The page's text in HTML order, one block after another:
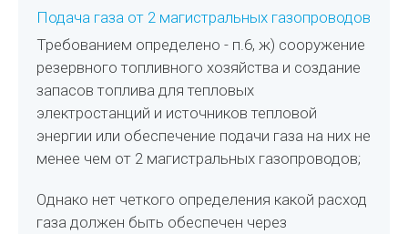
Подача газа от 2 магистральных газопроводов
Требованием определено - п.6, ж) сооружение
резервного топливного хозяйства и создание
запасов топлива для тепловых
электростанций и источников тепловой
энергии или обеспечение подачи газа на них не
менее чем от 2 магистральных газопроводов;
Однако нет четкого определения какой расход
газа должен быть обеспечен через